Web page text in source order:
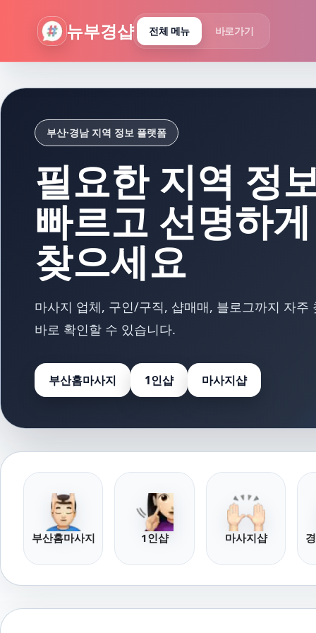
뉴부경샵 전체 메뉴 바로가기
부산·경남 지역 정보 플랫폼
필요한 지역 정
빠르고 선명하게
찾으세요
마사지 업체, 구인/구직, 샵매매, 블로그까지 자주
바로 확인할 수 있습니다.
부산홈마사지 1인샵 마사지샵
부산홈마사지 1인샵 마사지샵